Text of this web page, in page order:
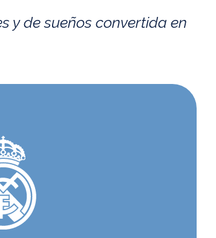
y de sueños convertida en